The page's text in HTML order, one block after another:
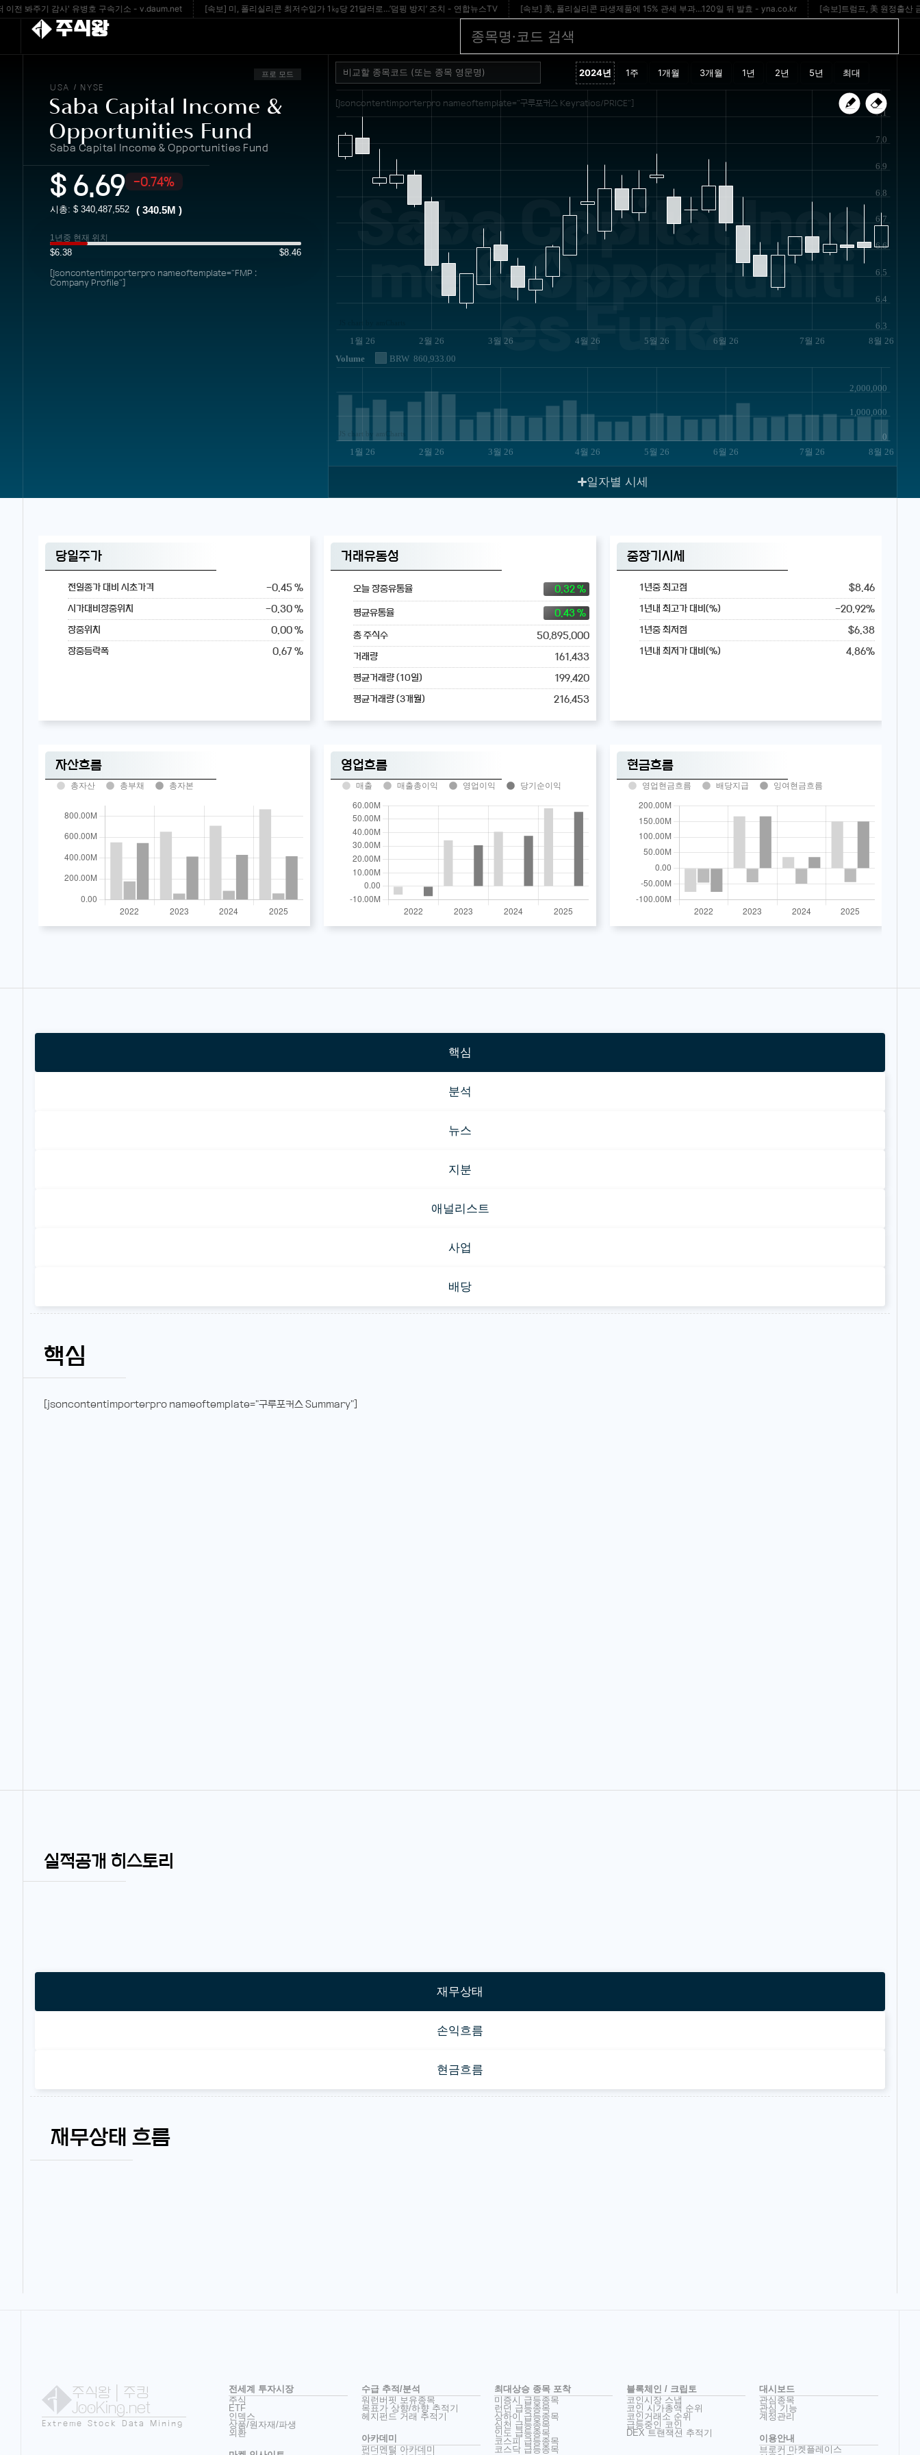
주기 감사' 유병호 구속기소 - v.daum.net [속보] 미, 폴리실리콘 최저수입가 1㎏당 21달러로…’덤핑 방지’ 조치 - 연합뉴스TV [속보] 美, 폴리실리콘 파생제품에 15% 관세 부과…120일 뒤 발효 - yna.co.kr [속보]트럼프, 美 원정출산 금지
주식왕
프로 모드
USA / NYSE
Saba Capital Income &
Opportunities Fund
Saba Capital Income & Opportunities Fund
$ 6.69 -0.74%
시총: $ 340,487,552 ( 340.5M )
1년중 현재 위치
$6.38 $8.46
[jsoncontentimporterpro nameoftemplate="FMP :
Company Profile"]
Saba Capital Inco
me & Opportuniti
es Fund
[jsoncontentimporterpro nameoftemplate="구루포커스 Keyratios/PRICE"]
1월 26 2월 26 3월 26 4월 26 5월 26 6월 26 7월 26 8월 26
6.3
6.4
6.5
6.6
6.7
6.8
6.9
7.0
7.1
Volume BRW 860,933.00
1월 26 2월 26 3월 26 4월 26 5월 26 6월 26 7월 26 8월 26
0
1,000,000
2,000,000
일자별 시세
당일주가
전일종가 대비 시초가격 -0.45 %
시가대비장중위치 -0.30 %
장중위치 0.00 %
장중등락폭 0.67 %
거래유동성
오늘 장중유통율 0.32 %
평균유통율 0.43 %
총 주식수 50,895,000
거래량 161,433
평균거래량 (10일) 199,420
평균거래량 (3개월) 216,453
중장기시세
1년중 최고점 $8.46
1년내 최고가 대비(%) -20.92%
1년중 최저점 $6.38
1년내 최저가 대비(%) 4.86%
자산흐름
총자산 총부채 총자본
영업흐름
매출 매출총이익 영업이익 당기순이익
현금흐름
영업현금흐름 배당지급 잉여현금흐름
핵심
분석
뉴스
지분
애널리스트
사업
배당
핵심
[jsoncontentimporterpro nameoftemplate="구루포커스 Summary"]
실적공개 히스토리
재무상태
손익흐름
현금흐름
재무상태 흐름
주식왕 | 주킹
JooKing.net
Extreme Stock Data Mining
전세계 투자시장
주식
ETF
인덱스
상품/원자재/파생
외환
수급 추적/분석
워런버핏 보유종목
목표가 상향/하향 추적기
헤지펀드 거래 추적기
아카데미
펀더멘털 아카데미
최대상승 종목 포착
미증시 급등종목
런던 급등종목
상하이 급등종목
심천 급등종목
인도 급등종목
코스피 급등종목
코스닥 급등종목
블록체인 / 크립토
코인시장 스냅
코인 시가총액 순위
코인거래소 순위
급등중인 코인
DEX 트랜잭션 추적기
대시보드
관심종목
관심 기능
계정관리
이용안내
브로커 마켓플레이스